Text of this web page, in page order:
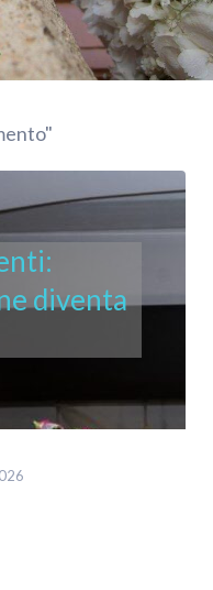
diventa